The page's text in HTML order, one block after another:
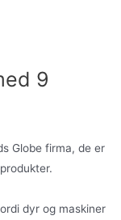
9
Globe firma, de er
dyr og maskiner